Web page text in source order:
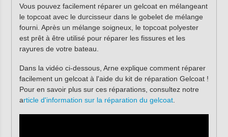
Vous pouvez facilement réparer un gelcoat en mélangeant
le topcoat avec le durcisseur dans le gobelet de mélange
fourni. Après un mélange soigneux, le topcoat polyester
est prêt à être utilisé pour réparer les fissures et les
rayures de votre bateau.
Dans la vidéo ci-dessous, Arne explique comment réparer
facilement un gelcoat à l'aide du kit de réparation Gelcoat !
Pour en savoir plus sur ces réparations, consultez notre
article d'information sur la réparation du gelcoat.